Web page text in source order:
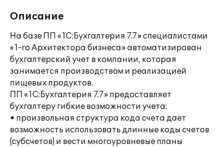
Описание
На базе ПП «1С:Бухгалтерия 7.7» специалистами
«1-го Архитектора бизнеса» автоматизирован
бухгалтерский учет в компании, которая
занимается производством и реализацией
пищевых продуктов.
ПП «1С:Бухгалтерия 7.7» предоставляет
бухгалтеру гибкие возможности учета:
• произвольная структура кода счета дает
возможность использовать длинные коды счетов
(субсчетов) и вести многоуровневые планы